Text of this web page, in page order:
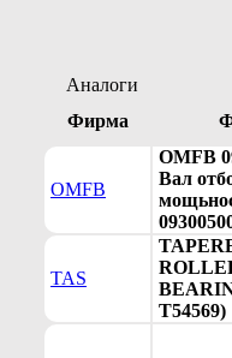
Аналоги
Фирма
OMFB
OMFB
Вал
TAS
T54569)